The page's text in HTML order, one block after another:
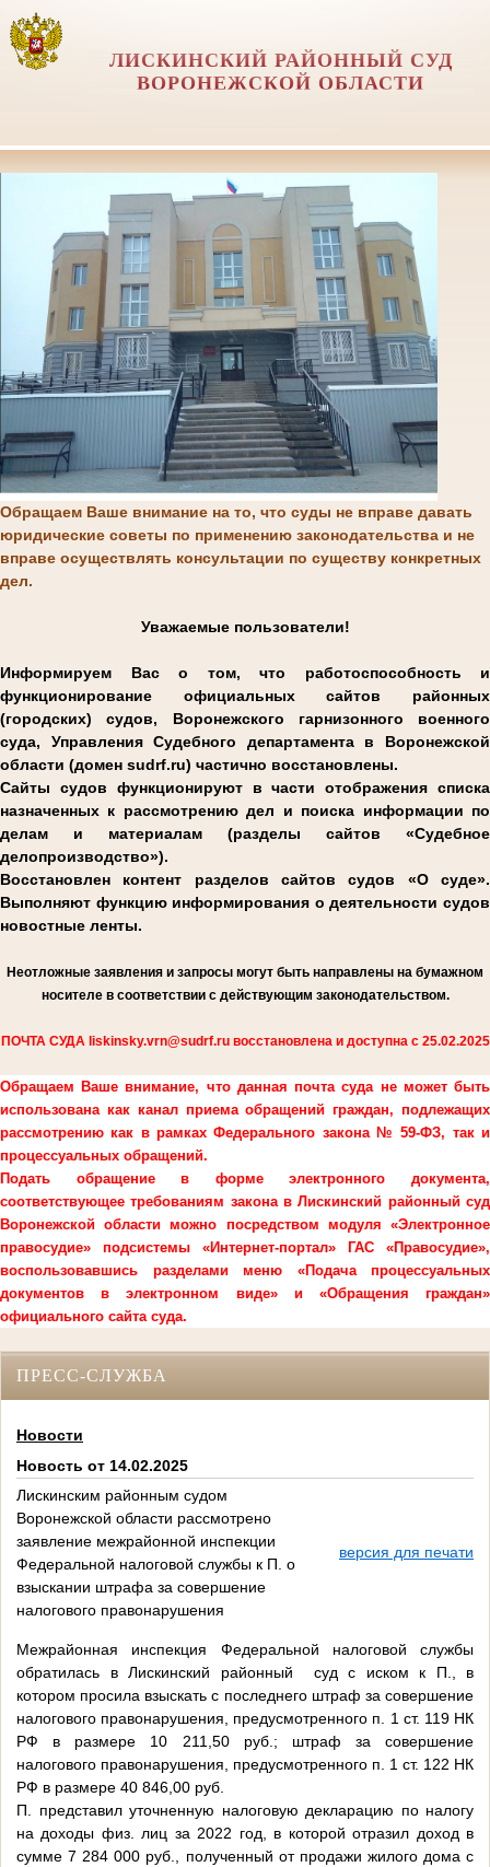
ЛИСКИНСКИЙ РАЙОННЫЙ СУД
ВОРОНЕЖСКОЙ ОБЛАСТИ
Обращаем Ваше внимание на то, что суды не вправе давать
юридические советы по применению законодательства и не
вправе осуществлять консультации по существу конкретных
дел.
Уважаемые пользователи!
Информируем Вас о том, что работоспособность и
функционирование официальных сайтов районных
(городских) судов, Воронежского гарнизонного военного
суда, Управления Судебного департамента в Воронежской
области (домен sudrf.ru) частично восстановлены.
Сайты судов функционируют в части отображения списка
назначенных к рассмотрению дел и поиска информации по
делам и материалам (разделы сайтов «Судебное
делопроизводство»).
Восстановлен контент разделов сайтов судов «О суде».
Выполняют функцию информирования о деятельности судов
новостные ленты.
Неотложные заявления и запросы могут быть направлены на бумажном
носителе в соответствии с действующим законодательством.
ПОЧТА СУДА liskinsky.vrn@sudrf.ru восстановлена и доступна с 25.02.2025
Обращаем Ваше внимание, что данная почта суда не может быть
использована как канал приема обращений граждан, подлежащих
рассмотрению как в рамках Федерального закона № 59-ФЗ, так и
процессуальных обращений.
Подать обращение в форме электронного документа,
соответствующее требованиям закона в Лискинский районный суд
Воронежской области можно посредством модуля «Электронное
правосудие» подсистемы «Интернет-портал» ГАС «Правосудие»,
воспользовавшись разделами меню «Подача процессуальных
документов в электронном виде» и «Обращения граждан»
официального сайта суда.
ПРЕСС-СЛУЖБА
Новости
Новость от 14.02.2025
Лискинским районным судом
Воронежской области рассмотрено
заявление межрайонной инспекции
Федеральной налоговой службы к П. о
взыскании штрафа за совершение
налогового правонарушения
версия для печати
Межрайонная инспекция Федеральной налоговой службы
обратилась в Лискинский районный суд с иском к П., в
котором просила взыскать с последнего штраф за совершение
налогового правонарушения, предусмотренного п. 1 ст. 119 НК
РФ в размере 10 211,50 руб.; штраф за совершение
налогового правонарушения, предусмотренного п. 1 ст. 122 НК
РФ в размере 40 846,00 руб.
П. представил уточненную налоговую декларацию по налогу
на доходы физ. лиц за 2022 год, в которой отразил доход в
сумме 7 284 000 руб., полученный от продажи жилого дома с